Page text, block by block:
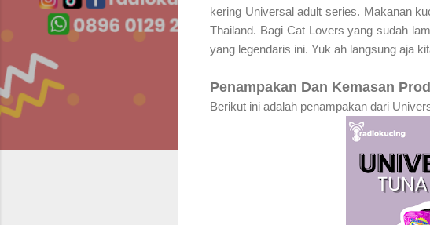
kering Universal adult series. Makanan
Thailand. Bagi Cat Lovers yang sudah
yang legendaris ini. Yuk ah langsung aja
Penampakan Dan Kemasan
Berikut ini adalah penampakan dari